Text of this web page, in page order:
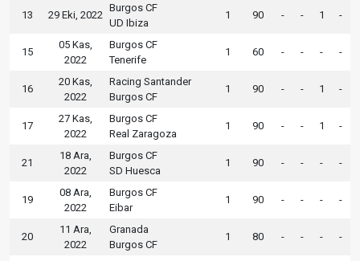
13 29 Eki, 2022
Burgos CF
UD Ibiza
1 90 - - 1 -
15
05 Kas,
2022
Burgos CF
Tenerife
1 60 - - - -
16
20 Kas,
2022
Racing Santander
Burgos CF
1 90 - - 1 -
17
27 Kas,
2022
Burgos CF
Real Zaragoza
1 90 - - 1 -
21
18 Ara,
2022
Burgos CF
SD Huesca
1 90 - - - -
19
08 Ara,
2022
Burgos CF
Eibar
1 90 - - - -
20
11 Ara,
2022
Granada
Burgos CF
1 80 - - - -